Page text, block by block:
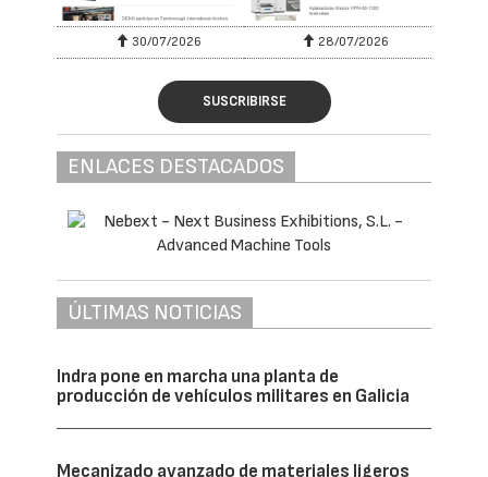
30/07/2026 28/07/2026
SUSCRIBIRSE
ENLACES DESTACADOS
ÚLTIMAS NOTICIAS
Indra pone en marcha una planta de
producción de vehículos militares en Galicia
Mecanizado avanzado de materiales ligeros